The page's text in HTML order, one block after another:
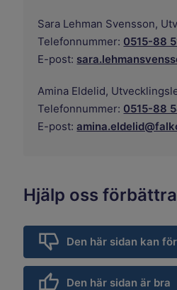
Sara Lehman Svensson,
Telefonnummer: 0515-88
E-post:
Amina Eldelid,
Telefonnummer: 0515-88
E-post:
Hjälp oss
Den här sidan kan
Den här sidan är bra